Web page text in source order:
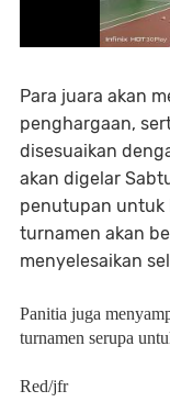
Para juara akan
penghargaan,
disesuaikan
akan digelar
penutupan untuk
turnamen akan
menyelesaikan
Panitia juga
turnamen serupa
Red/jfr